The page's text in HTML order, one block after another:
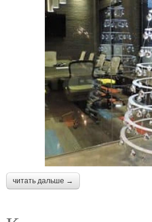
читать дальше →